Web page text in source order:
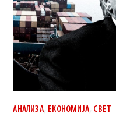
АНАЛИЗА, ЕКОНОМИЈА СВЕТ